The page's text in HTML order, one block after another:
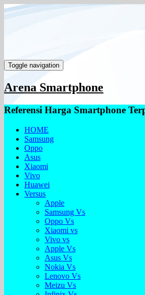
Toggle navigation
Arena Smartphone
Referensi Harga Smartphone
HOME
Samsung
Oppo
Asus
Xiaomi
Vivo
Huawei
Versus
Apple
Samsung Vs
Oppo Vs
Xiaomi vs
Vivo vs
Apple Vs
Asus Vs
Nokia Vs
Lenovo Vs
Meizu Vs